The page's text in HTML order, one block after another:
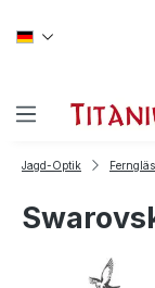
Jagd-Optik